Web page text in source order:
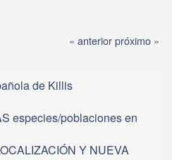
« anteriorpróximo »
de Killis
especies/poblaciones en
Y NUEVA